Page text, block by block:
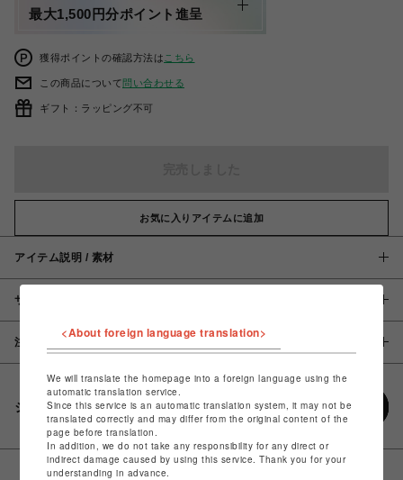
最大1,500円分ポイント進呈
獲得ポイントの確認方法は こちら
この商品について問い合わせる
ギフト：ラッピング不可
お気に入りアイテムに追加
アイテム説明 / 素材
サイズ
注意事項
シェアする
<About foreign language translation>
We will translate the homepage into a foreign language using the
automatic translation service.
Since this service is an automatic translation system, it may not be
translated correctly and may differ from the original content of the
page before translation.
In addition, we do not take any responsibility for any direct or
indirect damage caused by using this service. Thank you for your
understanding in advance.